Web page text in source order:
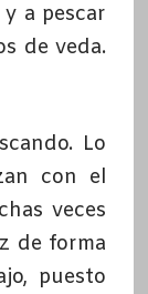
a pescar
de veda.
Lo
con el
veces
de forma
puesto